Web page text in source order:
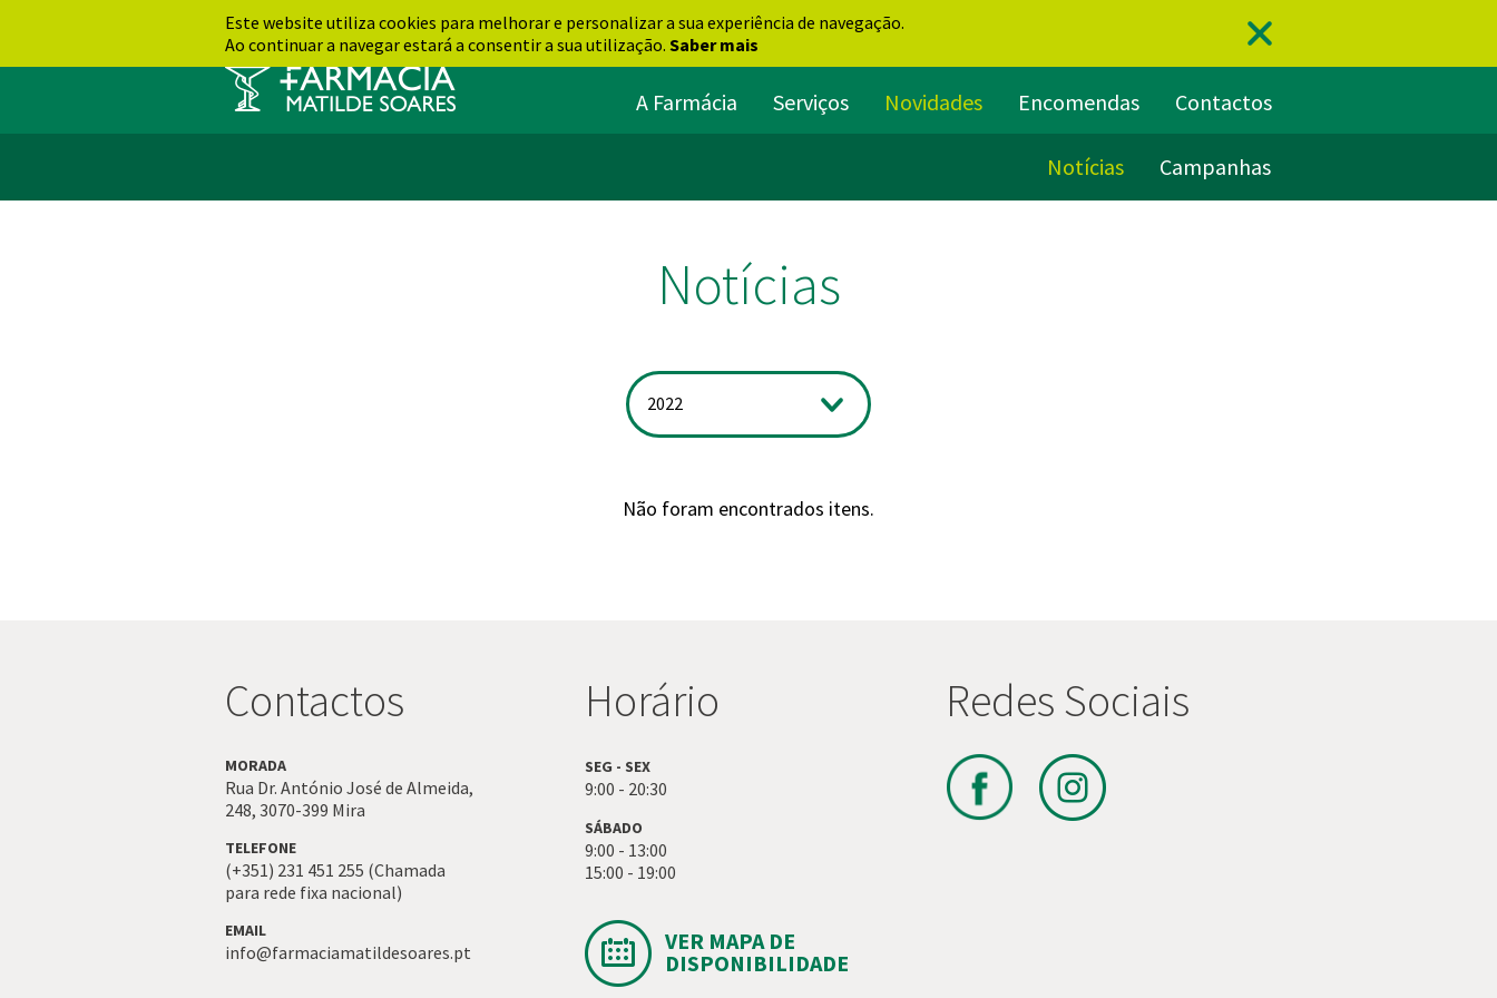
Este website utiliza cookies para melhorar e personalizar a sua experiência de navegação.
Ao continuar a navegar estará a consentir a sua utilização. Saber mais
A Farmácia Serviços Novidades
Notícias Campanhas
Encomendas Contactos
Notícias
2022
Não foram encontrados itens.
Contactos
MORADA
Rua Dr. António José de Almeida,
248, 3070-399 Mira
TELEFONE
(+351) 231 451 255 (Chamada
para rede fixa nacional)
EMAIL
info@farmaciamatildesoares.pt
Horário
SEG - SEX
9:00 - 20:30
SÁBADO
9:00 - 13:00
15:00 - 19:00
VER MAPA DE
DISPONIBILIDADE
Redes Sociais